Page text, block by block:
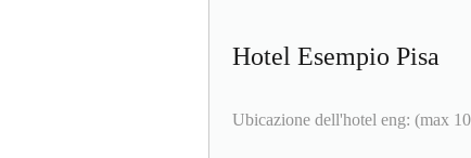
Hotel Esempio Pisa
Ubicazione dell'hotel eng: (max